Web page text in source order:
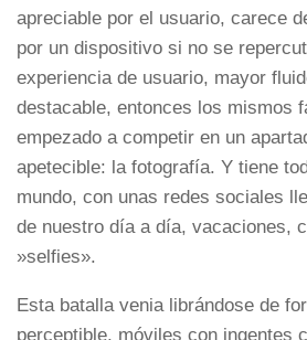
apreciable por el usuario, carece
por un dispositivo si no se
experiencia de usuario, mayor
destacable, entonces los mismos
empezado a competir en un
apetecible: la fotografía. Y tiene
mundo, con unas redes sociales
de nuestro día a día, vacaciones,
»selfies».
Esta batalla venia librándose de
perceptible, móviles con ingentes